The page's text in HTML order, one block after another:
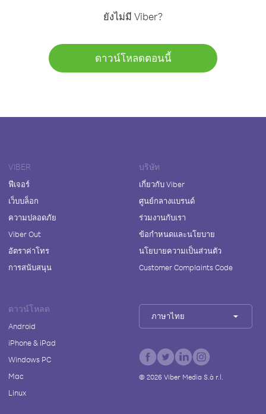
ยังไม่มี Viber?
ดาวน์โหลดตอนนี้
VIBER
ฟีเจอร์
เว็บบล็อก
ความปลอดภัย
Viber Out
อัตราค่าโทร
การสนับสนุน
บริษัท
เกี่ยวกับ Viber
ศูนย์กลางแบรนด์
ร่วมงานกับเรา
ข้อกำหนดและนโยบาย
นโยบายความเป็นส่วนตัว
Customer Complaints Code
ดาวน์โหลด
Android
iPhone & iPad
Windows PC
Mac
Linux
ภาษาไทย
© 2026Viber Media S.à r.l.